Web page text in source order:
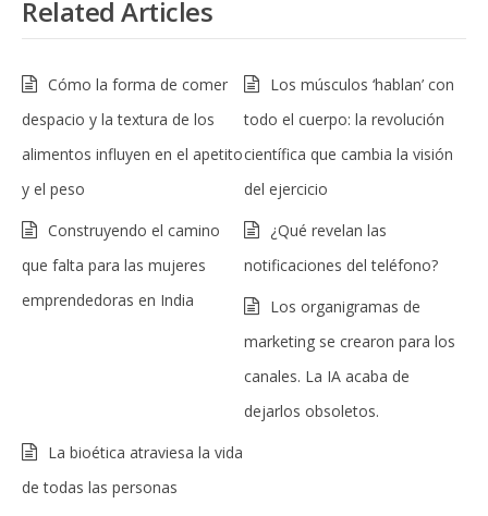
Related Articles
Cómo la forma de comer
despacio y la textura de los
alimentos influyen en el apetito
y el peso
Los músculos ‘hablan’ con
todo el cuerpo: la revolución
científica que cambia la visión
del ejercicio
Construyendo el camino
que falta para las mujeres
emprendedoras en India
¿Qué revelan las
notificaciones del teléfono?
Los organigramas de
marketing se crearon para los
canales. La IA acaba de
dejarlos obsoletos.
La bioética atraviesa la vida
de todas las personas